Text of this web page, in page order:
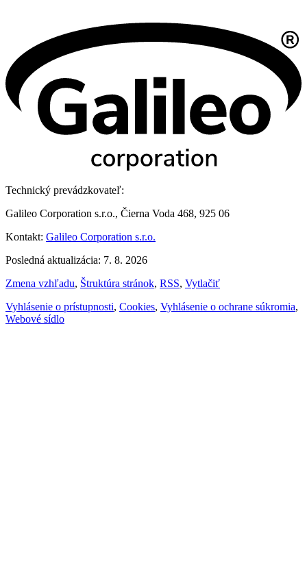
Technický prevádzkovateľ:
Galileo Corporation s.r.o., Čierna Voda 468, 925 06
Kontakt: Galileo Corporation s.r.o.
Posledná aktualizácia: 7. 8. 2026
Zmena vzhľadu, Štruktúra stránok, RSS, Vytlačiť
Vyhlásenie o prístupnosti, Cookies, Vyhlásenie o ochrane súkromia,
Webové sídlo